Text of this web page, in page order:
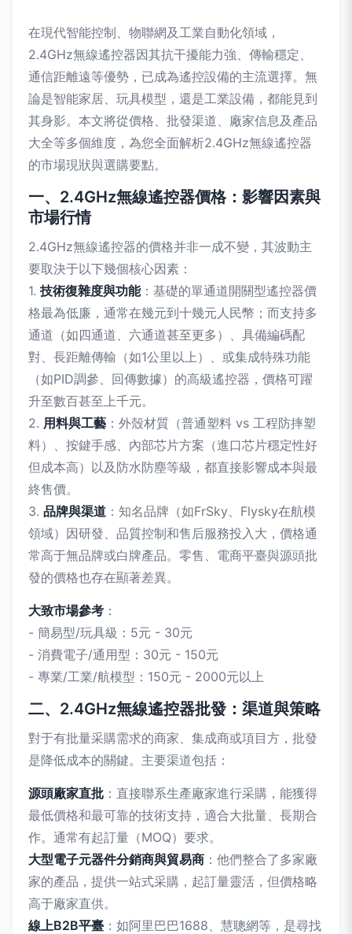
在現代智能控制、物聯網及工業自動化領域，
2.4GHz無線遙控器因其抗干擾能力強、傳輸穩定、
通信距離遠等優勢，已成為遙控設備的主流選擇。無
論是智能家居、玩具模型，還是工業設備，都能見到
其身影。本文將從價格、批發渠道、廠家信息及產品
大全等多個維度，為您全面解析2.4GHz無線遙控器
的市場現狀與選購要點。
一、2.4GHz無線遙控器價格：影響因素與
市場行情
2.4GHz無線遙控器的價格并非一成不變，其波動主
要取決于以下幾個核心因素：
1. 技術復雜度與功能：基礎的單通道開關型遙控器價
格最為低廉，通常在幾元到十幾元人民幣；而支持多
通道（如四通道、六通道甚至更多）、具備編碼配
對、長距離傳輸（如1公里以上）、或集成特殊功能
（如PID調參、回傳數據）的高級遙控器，價格可躍
升至數百甚至上千元。
2. 用料與工藝 ：外殼材質（普通塑料 vs 工程防摔塑
料）、按鍵手感、內部芯片方案（進口芯片穩定性好
但成本高）以及防水防塵等級，都直接影響成本與最
終售價。
3. 品牌與渠道 ：知名品牌（如FrSky、Flysky在航模
領域）因研發、品質控制和售后服務投入大，價格通
常高于無品牌或白牌產品。零售、電商平臺與源頭批
發的價格也存在顯著差異。
大致市場參考 ：
- 簡易型/玩具級：5元 - 30元
- 消費電子/通用型：30元 - 150元
- 專業/工業/航模型：150元 - 2000元以上
二、2.4GHz無線遙控器批發：渠道與策略
對于有批量采購需求的商家、集成商或項目方，批發
是降低成本的關鍵。主要渠道包括：
源頭廠家直批 ：直接聯系生產廠家進行采購，能獲得
最低價格和最可靠的技術支持，適合大批量、長期合
作。通常有起訂量（MOQ）要求。
大型電子元器件分銷商與貿易商 ：他們整合了多家廠
家的產品，提供一站式采購，起訂量靈活，但價格略
高于廠家直供。
線上B2B平臺 ：如阿里巴巴1688、慧聰網等，是尋找